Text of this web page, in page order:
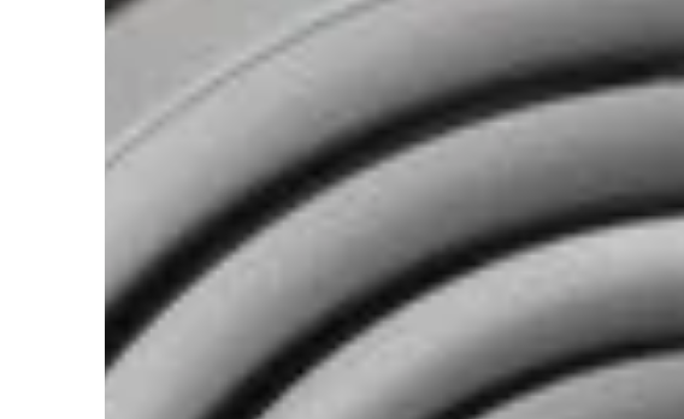
potencjalnymi zagrożeniami. Dowiedz się,
na co zwracać uwagę podczas zakupu.